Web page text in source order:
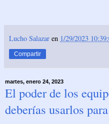
Lucho Salazar en 1/29/2023
Compartir
martes, enero 24, 2023
El poder de los
deberías usarlos